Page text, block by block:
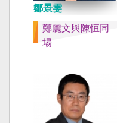
鄒景雯
鄭麗文與陳恒同
場